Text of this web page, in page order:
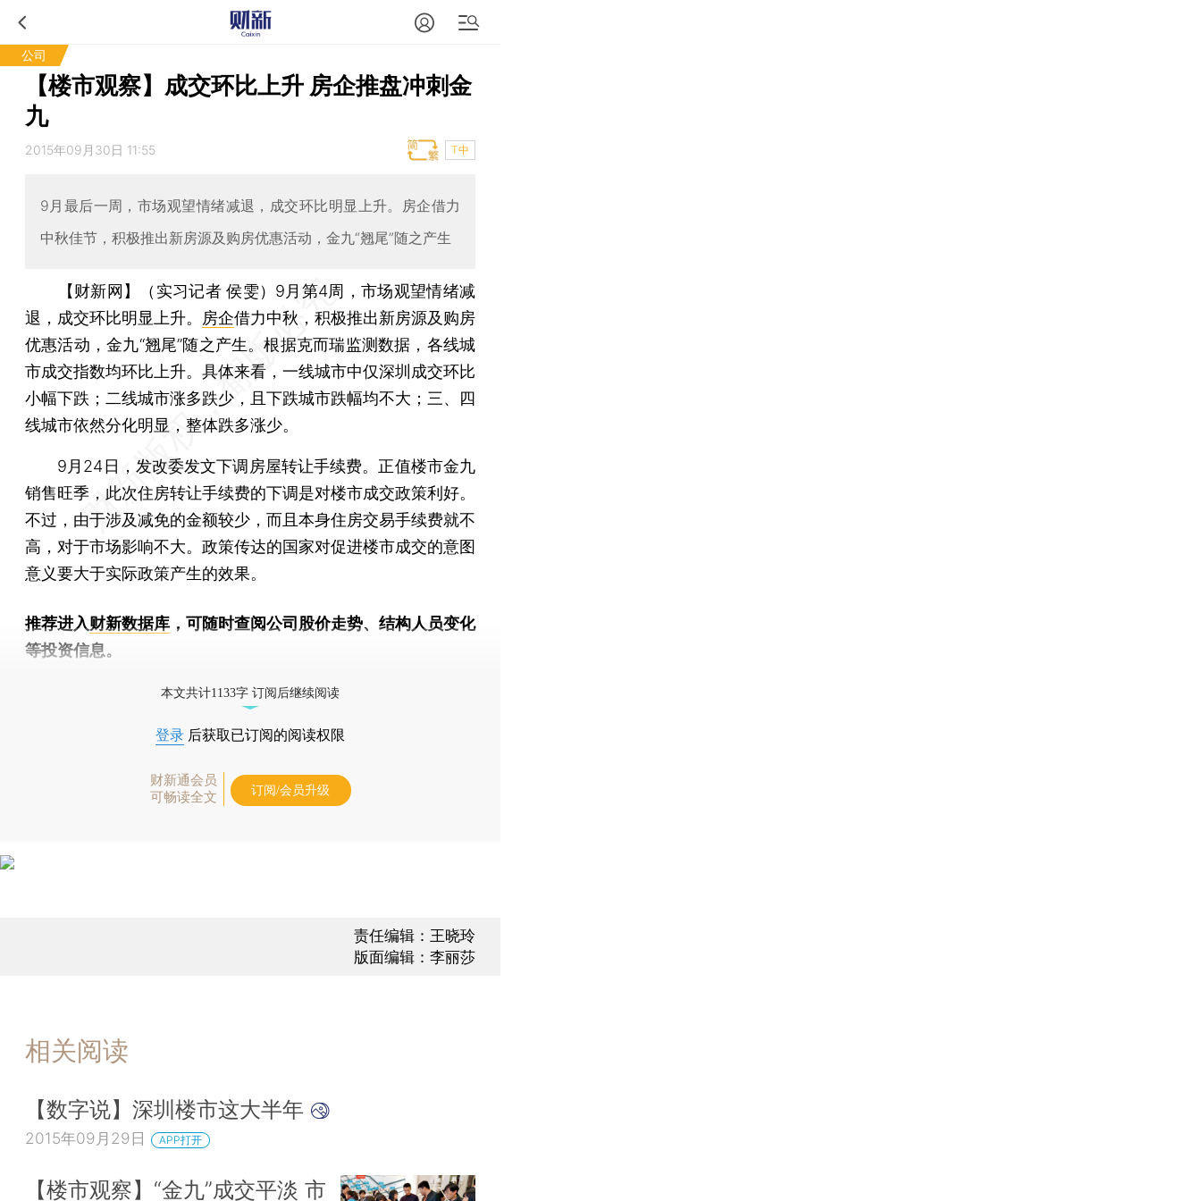
公司
【楼市观察】成交环比上升 房企推盘冲刺金
九
2015年09月30日 11:55 T中
9月最后一周，市场观望情绪减退，成交环比明显上升。房企借力
中秋佳节，积极推出新房源及购房优惠活动，金九“翘尾”随之产生
【财新网】（实习记者 侯雯） 9月第4周，市场观望情绪减
退，成交环比明显上升。 房企借力中秋，积极推出新房源及购房
优惠活动，金九“翘尾”随之产生。根据克而瑞监测数据，各线城
市成交指数均环比上升。具体来看，一线城市中仅深圳成交环比
小幅下跌；二线城市涨多跌少，且下跌城市跌幅均不大；三、四
线城市依然分化明显，整体跌多涨少。
9月24日，发改委发文下调房屋转让手续费。正值楼市金九
销售旺季，此次住房转让手续费的下调是对楼市成交政策利好。
不过，由于涉及减免的金额较少，而且本身住房交易手续费就不
高，对于市场影响不大。政策传达的国家对促进楼市成交的意图
意义要大于实际政策产生的效果。
推荐进入财新数据库 ，可随时查阅公司股价走势、结构人员变化
等投资信息。
本文共计1133字 订阅后继续阅读
登录 后获取已订阅的阅读权限
财新通会员
可畅读全文
订阅/会员升级
责任编辑：王晓玲
版面编辑：李丽莎
相关阅读
【数字说】深圳楼市这大半年
2015年09月29日 APP打开
【楼市观察】“金九”成交平淡 市